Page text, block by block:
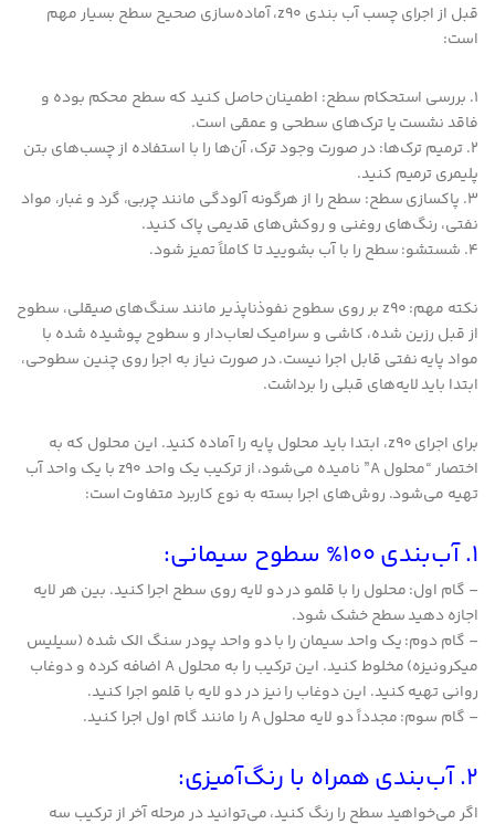
قبل از اجرای چسب آب بندی z90، آماده‌سازی صحیح سطح بسیار مهم
است:
1. بررسی استحکام سطح: اطمینان حاصل کنید که سطح محکم بوده و
فاقد نشست یا ترک‌های سطحی و عمقی است.
2. ترمیم ترک‌ها: در صورت وجود ترک، آن‌ها را با استفاده از چسب‌های بتن
پلیمری ترمیم کنید.
3. پاکسازی سطح: سطح را از هرگونه آلودگی مانند چربی، گرد و غبار، مواد
نفتی، رنگ‌های روغنی و روکش‌های قدیمی پاک کنید.
4. شستشو: سطح را با آب بشویید تا کاملاً تمیز شود.
نکته مهم: z90 بر روی سطوح نفوذناپذیر مانند سنگ‌های صیقلی، سطوح
از قبل رزین شده، کاشی و سرامیک لعاب‌دار و سطوح پوشیده شده با
مواد پایه نفتی قابل اجرا نیست. در صورت نیاز به اجرا روی چنین سطوحی،
ابتدا باید لایه‌های قبلی را برداشت.
برای اجرای z90، ابتدا باید محلول پایه را آماده کنید. این محلول که به
اختصار “محلول A” نامیده می‌شود، از ترکیب یک واحد z90 با یک واحد آب
تهیه می‌شود. روش‌های اجرا بسته به نوع کاربرد متفاوت است:
1. آب‌بندی 100% سطوح سیمانی:
– گام اول: محلول را با قلمو در دو لایه روی سطح اجرا کنید. بین هر لایه
اجازه دهید سطح خشک شود.
– گام دوم: یک واحد سیمان را با دو واحد پودر سنگ الک شده (سیلیس
میکرونیزه) مخلوط کنید. این ترکیب را به محلول A اضافه کرده و دوغاب
روانی تهیه کنید. این دوغاب را نیز در دو لایه با قلمو اجرا کنید.
– گام سوم: مجدداً دو لایه محلول A را مانند گام اول اجرا کنید.
2. آب‌بندی همراه با رنگ‌آمیزی:
اگر می‌خواهید سطح را رنگ کنید، می‌توانید در مرحله آخر از ترکیب سه